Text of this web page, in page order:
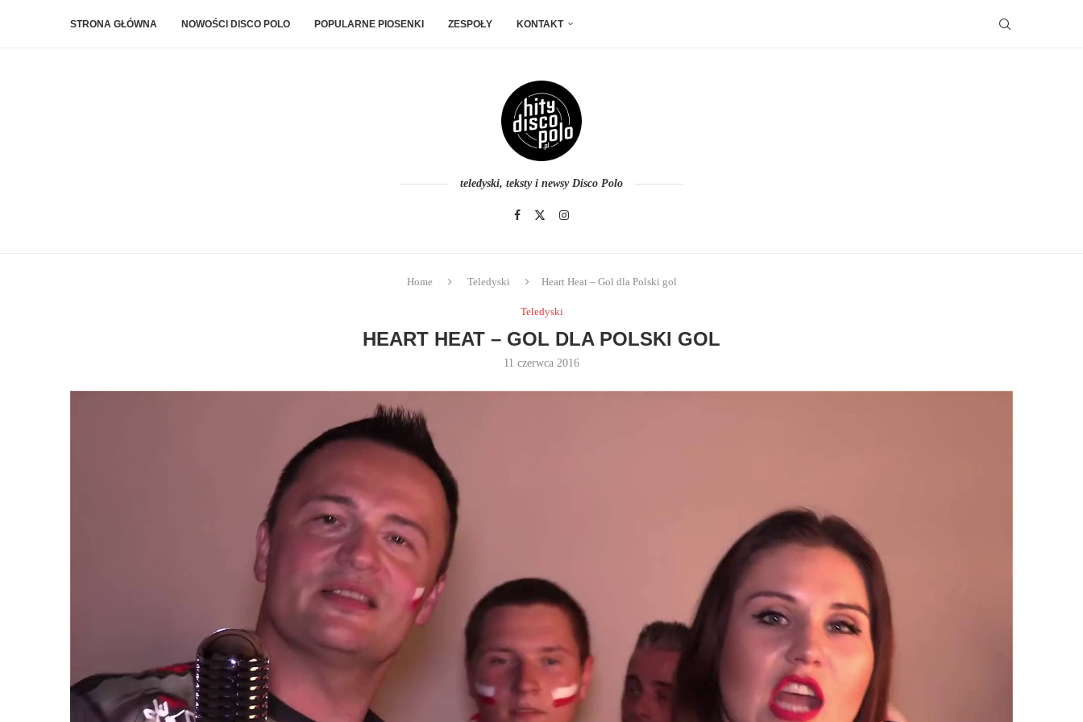
STRONA GŁÓWNA NOWOŚCI DISCO POLO POPULARNE PIOSENKI ZESPOŁY KONTAKT
teledyski, teksty i newsy Disco Polo
Home Teledyski Heart Heat – Gol dla Polski gol
Teledyski
HEART HEAT – GOL DLA POLSKI GOL
11 czerwca 2016